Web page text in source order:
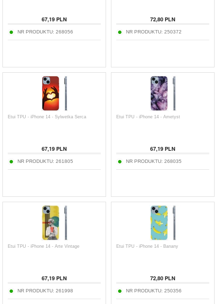
67,19 PLN
NR PRODUKTU: 268056
72,80 PLN
NR PRODUKTU: 250372
Etui TPU - iPhone 14 - Sylwetka Serca
67,19 PLN
NR PRODUKTU: 261805
Etui TPU - iPhone 14 - Ametyst
67,19 PLN
NR PRODUKTU: 268035
Etui TPU - iPhone 14 - Arte Vintage
67,19 PLN
NR PRODUKTU: 261998
Etui TPU - iPhone 14 - Banany
72,80 PLN
NR PRODUKTU: 250356